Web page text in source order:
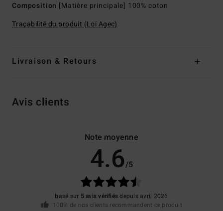
Composition [Matière principale] 100% coton
Traçabilité du produit (Loi Agec)
Livraison & Retours
Avis clients
Note moyenne
4.6/5
basé sur 5 avis vérifiésdepuis avril 2026
100% de nos clients recommandent ce produit